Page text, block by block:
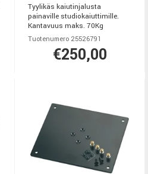
Tyylikäs kaiutinjalusta
painaville studiokaiuttimille.
Kantavuus maks. 70Kg
Tuotenumero 25526791
€250,00